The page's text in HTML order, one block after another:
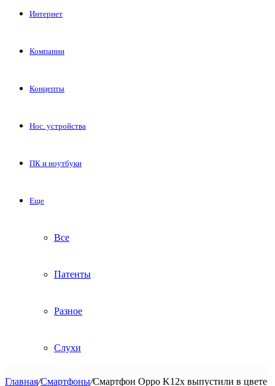
Интернет
Компании
Концепты
Нос. устройства
ПК и ноутбуки
Еще
Все
Патенты
Разное
Слухи
Главная/Смартфоны/Смартфон Oppo K12x выпустили в цвете